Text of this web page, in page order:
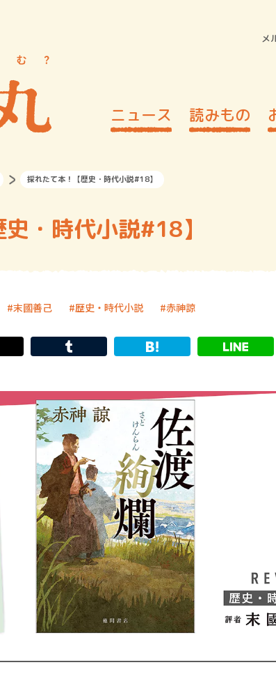
メ
ニュース 読みもの
採れたて本！【歴史・時代小説#18】
・時代小説#18】
末國善己 歴史・時代小説 赤神諒